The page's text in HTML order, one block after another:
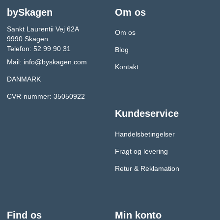
bySkagen
Sankt Laurentii Vej 62A
9990 Skagen
Telefon: 52 99 90 31
Mail: info@byskagen.com
DANMARK
CVR-nummer: 35050922
Om os
Om os
Blog
Kontakt
Kundeservice
Handelsbetingelser
Fragt og levering
Retur & Reklamation
Find os Min konto